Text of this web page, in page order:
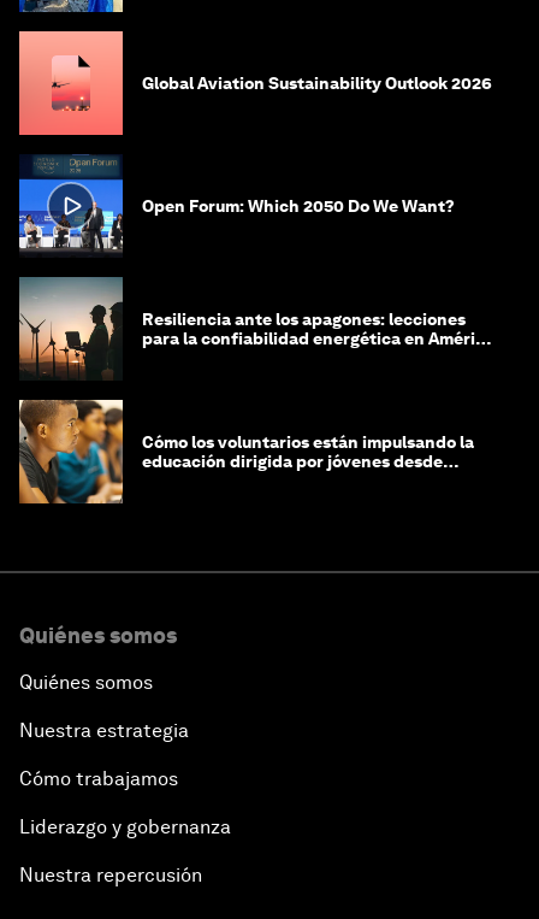
Global Aviation Sustainability Outlook 2026
Open Forum: Which 2050 Do We Want?
Resiliencia ante los apagones: lecciones
para la confiabilidad energética en América
Cómo los voluntarios están impulsando la
educación dirigida por jóvenes desde
Quiénes somos
Quiénes somos
Nuestra estrategia
Cómo trabajamos
Liderazgo y gobernanza
Nuestra repercusión